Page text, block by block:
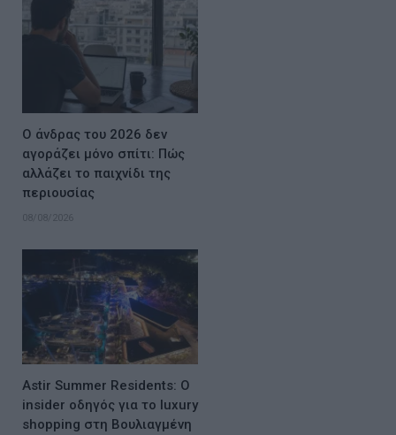
Ο άνδρας του 2026 δεν
αγοράζει μόνο σπίτι: Πώς
αλλάζει το παιχνίδι της
περιουσίας
08/08/2026
Astir Summer Residents: Ο
insider οδηγός για το luxury
shopping στη Βουλιαγμένη